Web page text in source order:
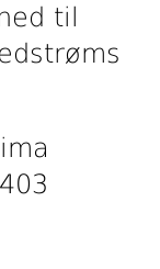
til